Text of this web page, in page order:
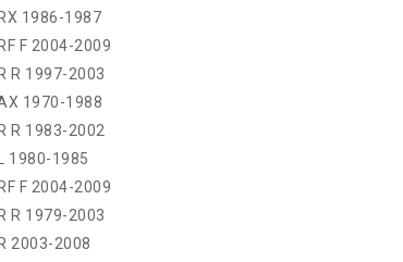
1986-1987
F 2004-2009
R 1997-2003
1970-1988
R 1983-2002
1980-1985
F 2004-2009
R 1979-2003
2003-2008